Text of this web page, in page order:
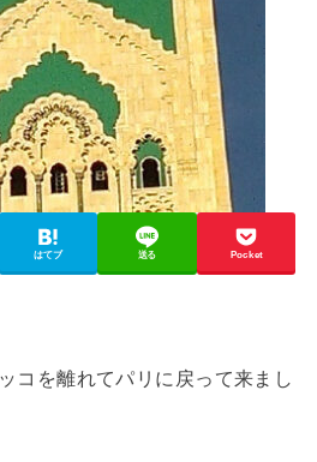
はてブ 送る Pocket
コを離れてパリに戻って来まし